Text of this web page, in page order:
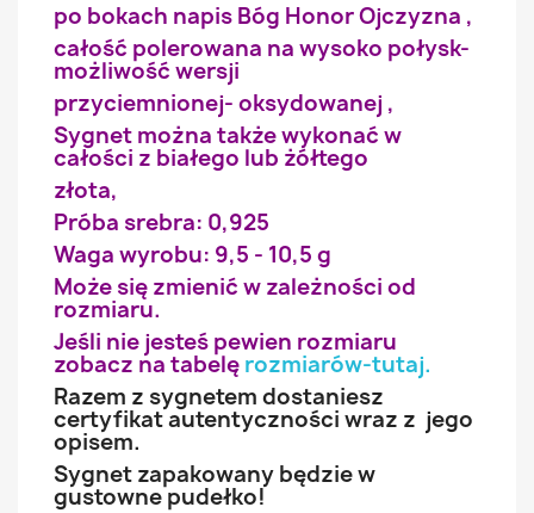
po bokach napis Bóg Honor Ojczyzna ,
całość polerowana na wysoko połysk-
możliwość wersji
przyciemnionej- oksydowanej ,
Sygnet można także wykonać w
całości z białego lub żółtego
złota,
Próba srebra: 0,925
Waga wyrobu: 9,5 - 10,5 g
Może się zmienić w zależności od
rozmiaru.
Jeśli nie jesteś pewien rozmiaru
zobacz na tabelę rozmiarów-tutaj.
Razem z sygnetem dostaniesz
certyfikat autentyczności wraz z jego
opisem.
Sygnet zapakowany będzie w
gustowne pudełko!